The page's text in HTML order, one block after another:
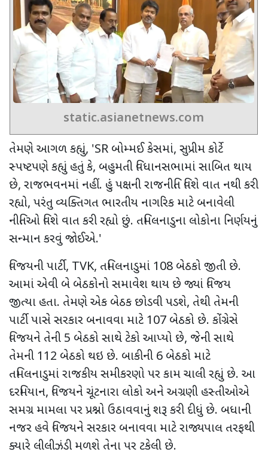
static.asianetnews.com
તેમણે આગળ કહ્યું, 'SR બોમ્મઈ કેસમાં, સુપ્રીમ કોર્ટે
સ્પષ્ટપણે કહ્યું હતું કે, બહુમતી વિધાનસભામાં સાબિત થાય
છે, રાજભવનમાં નહીં. હું પક્ષની રાજનીતિ વિશે વાત નથી કરી
રહ્યો, પરંતુ વ્યક્તિગત ભારતીય નાગરિક માટે બનાવેલી
નીતિઓ વિશે વાત કરી રહ્યો છું. તમિલનાડુના લોકોના નિર્ણયનું
સન્માન કરવું જોઈએ.'
વિજયની પાર્ટી, TVK, તમિલનાડુમાં 108 બેઠકો જીતી છે.
આમાં એવી બે બેઠકોનો સમાવેશ થાય છે જ્યાં વિજય
જીત્યા હતા. તેમણે એક બેઠક છોડવી પડશે, તેથી તેમની
પાર્ટી પાસે સરકાર બનાવવા માટે 107 બેઠકો છે. કોંગ્રેસે
વિજયને તેની 5 બેઠકો સાથે ટેકો આપ્યો છે, જેની સાથે
તેમની 112 બેઠકો થઇ છે. બાકીની 6 બેઠકો માટે
તમિલનાડુમાં રાજકીય સમીકરણો પર કામ ચાલી રહ્યું છે. આ
દરમિયાન, વિજયને ચૂંટનારા લોકો અને અગ્રણી હસ્તીઓએ
સમગ્ર મામલા પર પ્રશ્નો ઉઠાવવાનું શરૂ કરી દીધું છે. બધાની
નજર હવે વિજયને સરકાર બનાવવા માટે રાજ્યપાલ તરફથી
ક્યારે લીલીઝંડી મળશે તેના પર ટકેલી છે.